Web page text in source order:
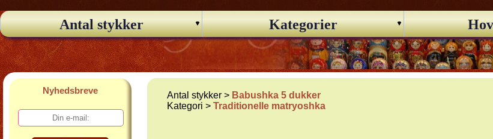
Antal stykker Kategorier
Nyhedsbreve Antal stykker > Babushka 5 dukker
Kategori >Traditionelle matryoshka